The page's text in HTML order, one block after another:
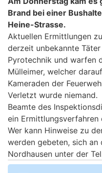
Brand bei einer
Heine-Strasse.
Aktuellen Ermittlungen
derzeit unbekannte
Pyrotechnik und warfen
Mülleimer, welcher
Kameraden der
Verletzt wurde niemand.
Beamte des
ein Ermittlungsverfahren
Wer kann Hinweise zu
werden gebeten, sich an
Nordhausen unter der